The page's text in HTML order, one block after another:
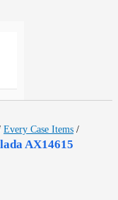
Every Case Items /
AX14615